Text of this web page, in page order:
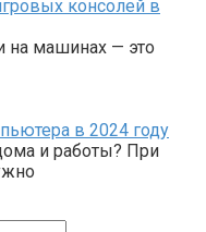
консолей в
на машинах — это
в 2024 году
и работы? При